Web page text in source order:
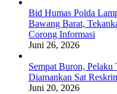
Bid Humas Polda
Bawang Barat,
Corong Informasi
Juni 26, 2026
Sempat Buron, Pelaku
Diamankan Sat
Juni 20, 2026